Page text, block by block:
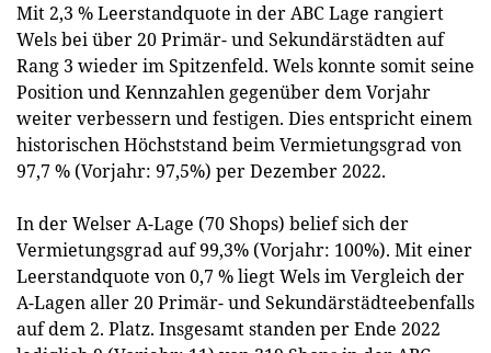
Mit 2,3 % Leerstandquote in der ABC Lage rangiert
Wels bei über 20 Primär- und Sekundärstädten auf
Rang 3 wieder im Spitzenfeld. Wels konnte somit seine
Position und Kennzahlen gegenüber dem Vorjahr
weiter verbessern und festigen. Dies entspricht einem
historischen Höchststand beim Vermietungsgrad von
97,7 % (Vorjahr: 97,5%) per Dezember 2022.
In der Welser A-Lage (70 Shops) belief sich der
Vermietungsgrad auf 99,3% (Vorjahr: 100%). Mit einer
Leerstandquote von 0,7 % liegt Wels im Vergleich der
A-Lagen aller 20 Primär- und Sekundärstädteebenfalls
auf dem 2. Platz. Insgesamt standen per Ende 2022